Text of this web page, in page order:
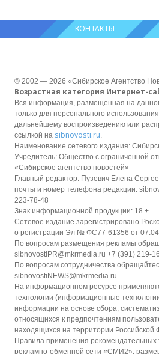
КОНТАКТЫ
© 2002 — 2026 «Сибирское Агентство
Возрастная категория Интернет-
Вся информация, размещенная на
только для персонального
дальнейшему воспроизведению или
ссылкой на sibnovosti.ru.
Наименование сетевого издания:
Учредитель: Общество с ограниченной
«Сибирское агентство новостей»
Главный редактор: Пузевич Елена
почты и номер телефона редакции:
223-78-48
Знак информационной продукции: 18 +
Сетевое издание зарегистрировано
о регистрации Эл № ФС77-61356 от
По вопросам размещения рекламы
sibnovostiPR@mkrmedia.ru +7 (391) 219-
По вопросам сотрудничества
sibnovostiNEWS@mkrmedia.ru
На информационном ресурсе
технологии (информационные
информации на основе сбора,
относящихся к предпочтениям
находящихся на территории Российской
Правила применения рекомендательных
рекламно-обменной сети «СМИ2»,